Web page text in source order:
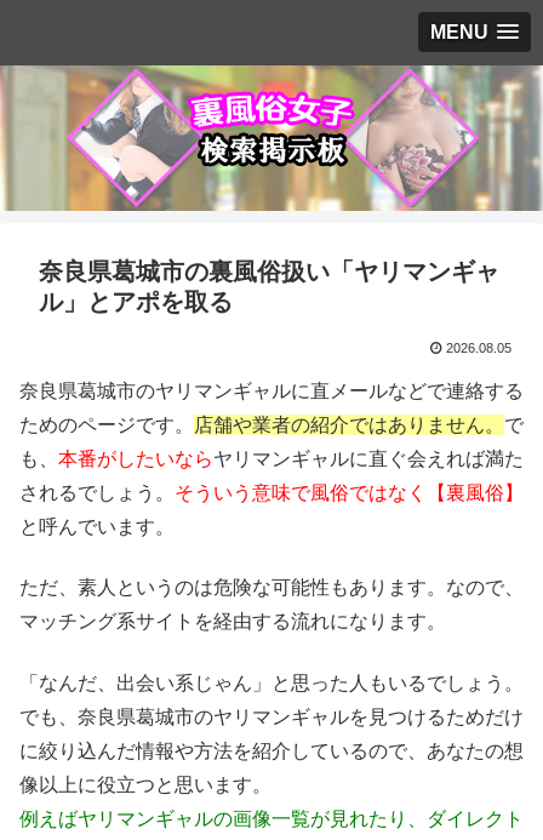
MENU
奈良県葛城市の裏風俗扱い「ヤリマンギャ
ル」とアポを取る
2026.08.05
奈良県葛城市のヤリマンギャルに直メールなどで連絡する
ためのページです。
店舗や業者の紹介ではありません。 で
も、 本番がしたいならヤリマンギャルに直ぐ会えれば満た
されるでしょう。 そういう意味で風俗ではなく【裏風俗】
と呼んでいます。
ただ、素人というのは危険な可能性もあります。なので、
マッチング系サイトを経由する流れになります。
「なんだ、出会い系じゃん」と思った人もいるでしょう。
でも、奈良県葛城市のヤリマンギャルを見つけるためだけ
に絞り込んだ情報や方法を紹介しているので、あなたの想
像以上に役立つと思います。
例えばヤリマンギャルの画像一覧が見れたり、ダイレクト